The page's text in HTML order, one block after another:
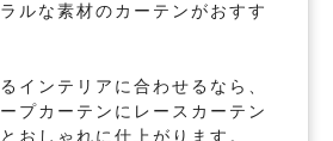
ルな素材のカーテンがおすす
インテリアに合わせるなら、
プカーテンにレースカーテン
おしゃれに仕上がります。